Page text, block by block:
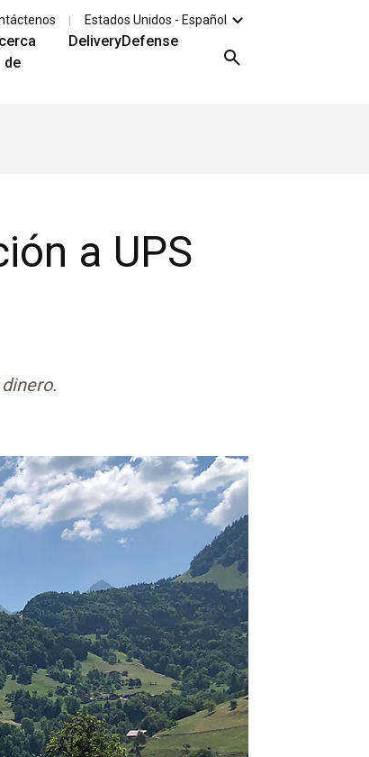
Estados Unidos - Español
de
DeliveryDefense
a UPS